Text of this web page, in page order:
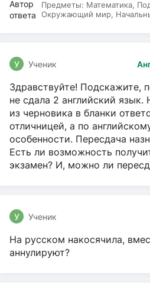
Предметы: Математика,
Окружающий мир,
У Ученик
Здравствуйте! Подскажите,
не сдала 2 английский язык.
из черновика в бланки
отличницей, а по
особенности. Пересдача
Есть ли возможность
экзамен? И, можно ли
У Ученик
На русском накосячила,
аннулируют?